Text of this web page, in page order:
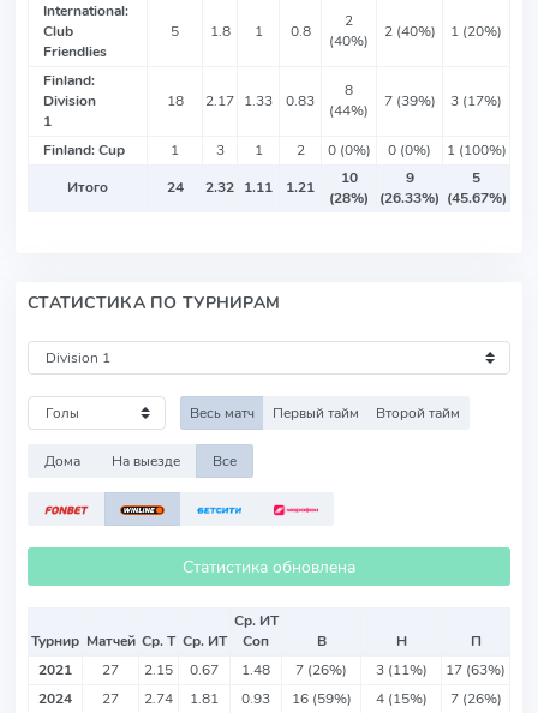
International:
Club
Friendlies
5 1.8 1 0.8
2
(40%)
2 (40%) 1 (20%)
Finland:
Division
1
18 2.17 1.33 0.83
8
(44%)
7 (39%) 3 (17%)
Finland: Cup 1 3 1 2 0 (0%) 0 (0%)
1 (100%)
Итого
24 2.32 1.11 1.21
10
(28%)
9
(26.33%)
5
(45.67%)
СТАТИСТИКА ПО ТУРНИРАМ
Весь матч Первый тайм Второй тайм
Дома На выезде Все
Статистика обновлена
Турнир Матчей Ср. Т Ср. ИТ
Ср. ИТ
Соп
В Н
П
2021
27 2.15 0.67 1.48 7 (26%) 3 (11%)
17 (63%)
2024
27 2.74 1.81 0.93 16 (59%) 4 (15%)
7 (26%)